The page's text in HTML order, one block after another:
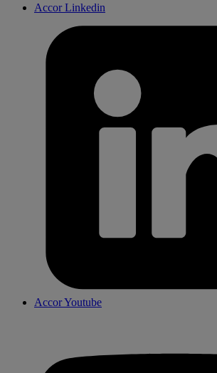
Accor Linkedin
Accor Youtube